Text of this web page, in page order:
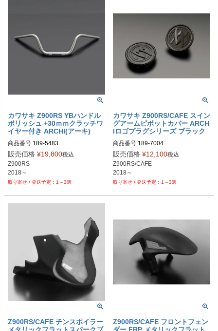
カワサキ Z900RS YBハンドル
ポリッシュ +30ｍｍクラッチワ
イヤー付き ARCHI(アーキ)
商品番号 189-5483
販売価格 ¥19,800税込
Z900RS
2018～
1～3週
カワサキ Z900RS/CAFE スイン
グアームピボットカバー ARCH
Iロゴプラグシリーズ ブラック
商品番号 189-7004
販売価格 ¥12,100税込
Z900RS/CAFE
2018～
1～3週
Z900RS/CAFE チンスポイラー
Z900RS/CAFE フロントフェン